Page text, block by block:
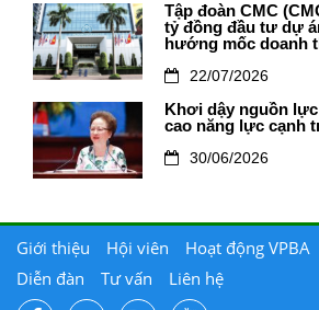
Tập đoàn CMC
tỷ đồng đầu tư dự
hướng mốc doanh
22/07/2026
Khơi dậy nguồn
cao năng lực cạnh
30/06/2026
Giới thiệu Hội viên Hoạt động VPBA
Diễn đàn
Tư vấn Liên hệ